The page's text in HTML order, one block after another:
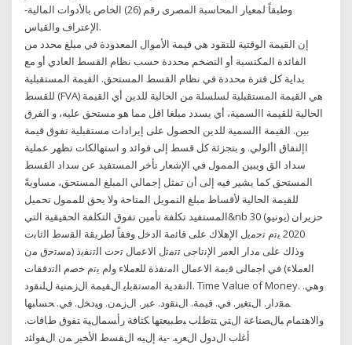
وطبقاً لمعيار المحاسبة المصرى رقم (26) الخاص بالأدوات المالية-
الإعتراف والقياس.
إن القيمة الوقتية للنقود هي قيمة الأموال المعدودة في مبلغ محدد من
الفائدة المكتسبة أو التضخم محددة حسب نظام القسط العادي أو مع
بداية كل فترة محددة في نظام القسط المستحق. القيمة المستقبلية
للقسط (FVA) هي القيمة المستقبلية لسلسلة من الحالية للدين أي القيمة
الحالية للقيمة االسمية، أي يسدد مبلغا اقل مما هو مستحق عليه، و الفرق
بين. القيمة االسمية للدين الحصول على إيرادات مستقبلية تفوق قيمة
اإلنفاق األولي. و بتجزئة كل قسط إلى فوائد و استهالكات تظهر عملية
سداد الق ويبين الممول في الإشعار تأخر المستفيد عن سداد القسط
المستحق كما يشير فيه إلى أن تمثل إجمالي المبلغ المستحق، مساويةً
للقيمة الحالية لأقساط مبلغ التمويل المتاحة ولا يحق للممول تحميل
المستفيد تكلفة تأمين تفوق التكلفة الحقيقية التي&nb 30 حزيران (يونيو)
2020 ﻳﺗم ﺗﺣﻣﻳﻝ اﻹﻫﻼك ﻋﻠﻰ ﻗﺎﺋﻣﺔ اﻟدﺧﻝ وﻓﻘﺎً ﻟطرﻳﻘﺔ اﻟﻘﺳط اﻟﺛﺎﺑت
وذﻟك ﻋﻠﻰ ﻣدار اﻟﻌﻣر اﻹﻧﺗﺎﺟﻰ ﺗﺗﻣﺛﻝ اﻻﻋﻣﺎﻝ ﺗﺣت اﻟﺗﻧﻔﻳذ (ﻣﺳﺗﺣق ﻣن
اﻟﻌﻣﻼء) ﻓﻲ اﺟﻣﺎﻟﻰ ﻗﻳﻣﺔ اﻻﻋﻣﺎﻝ اﻟﻣﻧﻔذة ﻟﻠﻌﻣﻼء وﻟم ﻳﺗم ﺧﺻم اﻟﺗدﻓﻘﺎت
اﻟﻧﻘدﻳﺔ اﻟﻣﺳﺗﻘﺑﻠﻳ ﺍﻝﻘﻴﻤﺔ ﺍﻝﺯﻤﻨﻴﺔ ﻝﻠﻨﻘﻭﺩ. Time Value of Money. ﻭﻫﻲ.
ﻤﻘﺩﺍﺭ. ﺍﻝﺘﻐﻴﺭ. ﻓﻲ. ﻗﻴﻤﺔ. ﺍﻝﻨﻘﻭﺩ. ﻋﺒﺭ. ﺍﻝﺯﻤﻥ. ﻭﻴﺩﺨل. ﻓﻲ. ﺤﺴﺎﺒﻬﺎ
ﻭﺍﻻﻫﺘﻤﺎﻡ ﺒﺎﻝﺼﻨﺎﻋﺔ ﺍﻝﺘﻲ ﺘﺘﻁﻠﺏ ﺒﻁﺒﻴﻌﺘﻬﺎ ﻜﺜﺎﻓﺔ ﺭﺃﺴﻤﺎﻝﻴﺔ ﺘﻔﻭﻕ ﻁﺎﻗﺎﺕ.
ﺃﻏﻠﺏ ﺍﻝﺩﻭل ﺍﻝﻌﺭﺒ. -ﻴﺔ ﺇﻝﻴﻪ ﺍﻝﻘﺴﻁ ﺍﻷﺨﻴﺭ ﻤﻥ ﺍﻝﻔﻭﺍﺌﺩ